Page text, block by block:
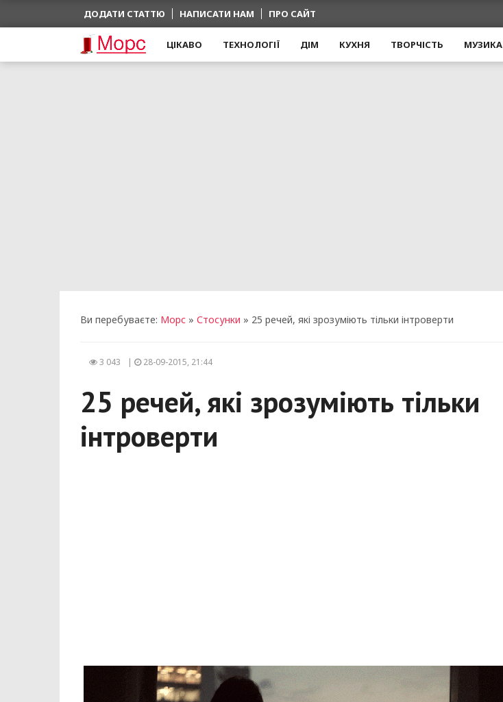
ДОДАТИ СТАТТЮ НАПИСАТИ НАМ ПРО САЙТ
ЦІКАВО ТЕХНОЛОГІЇ ДІМ КУХНЯ ТВОРЧІСТЬ МУЗИКА
Ви перебуваєте: Морс » Стосунки » 25 речей, які зрозуміють тільки інтроверти
3 043 | 28-09-2015, 21:44
25 речей, які зрозуміють тільки
інтроверти